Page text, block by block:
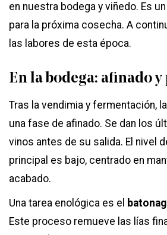
en nuestra bodega y viñedo. Es
para la próxima cosecha. A
las labores de esta época.
En la bodega: afinado
Tras la vendimia y fermentación,
una fase de afinado. Se dan los
vinos antes de su salida. El nivel
principal es bajo, centrado en
acabado.
Una tarea enológica es el
Este proceso remueve las lías